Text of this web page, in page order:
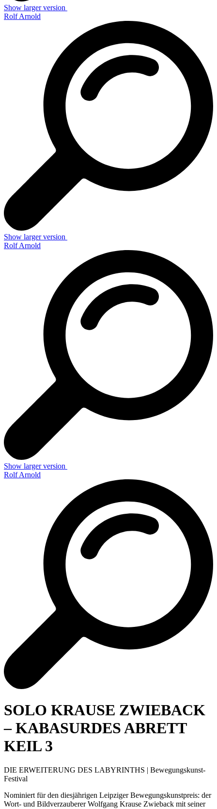
Show larger version
Rolf Arnold
Show larger version
Rolf Arnold
Show larger version
Rolf Arnold
SOLO KRAUSE ZWIEBACK
– KABASURDES ABRETT
KEIL 3
DIE ERWEITERUNG DES LABYRINTHS | Bewegungskunst-
Festival
Nominiert für den diesjährigen Leipziger Bewegungskunstpreis: der
Wort- und Bildverzauberer Wolfgang Krause Zwieback mit seiner